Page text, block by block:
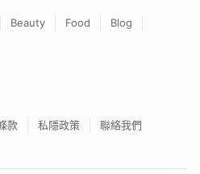
Beauty Food
Blog
款 私隱政策 聯絡我們